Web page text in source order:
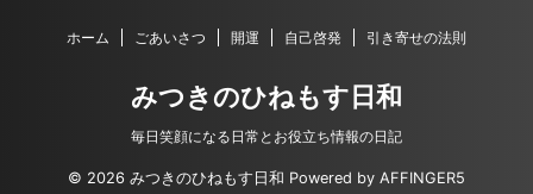
ホーム ごあいさつ 開運 自己啓発 引き寄せの法則
みつきのひねもす日和
毎日笑顔になる日常とお役立ち情報の日記
© 2026 みつきのひねもす日和 Powered by AFFINGER5